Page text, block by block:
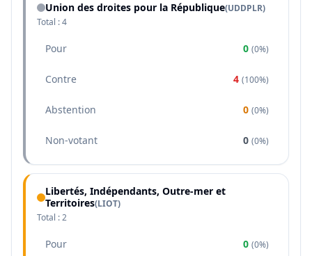
Union des droites pour la République(UDDPLR)
Total :4
Pour 0 (0%)
Contre 4 (100%)
Abstention 0 (0%)
Non-votant 0 (0%)
Libertés, Indépendants, Outre-mer et
Territoires(LIOT)
Total :2
Pour 0 (0%)